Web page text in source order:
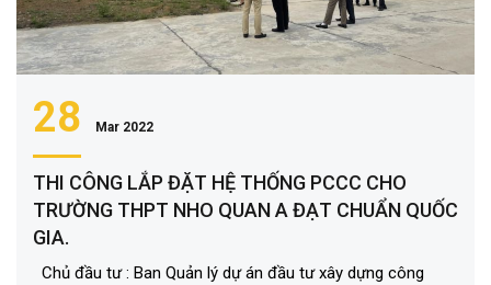
28 Mar 2022
THI CÔNG LẮP ĐẶT HỆ THỐNG PCCC CHO
TRƯỜNG THPT NHO QUAN A ĐẠT CHUẨN QUỐC
GIA.
Chủ đầu tư : Ban Quản lý dự án đầu tư xây dựng công